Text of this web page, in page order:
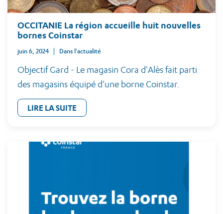
OCCITANIE La région accueille huit nouvelles
bornes Coinstar
juin 6, 2024 Dans l'actualité
Objectif Gard - Le magasin Cora d'Alès fait parti
des magasins équipé d'une borne Coinstar.
LIRE LA SUITE